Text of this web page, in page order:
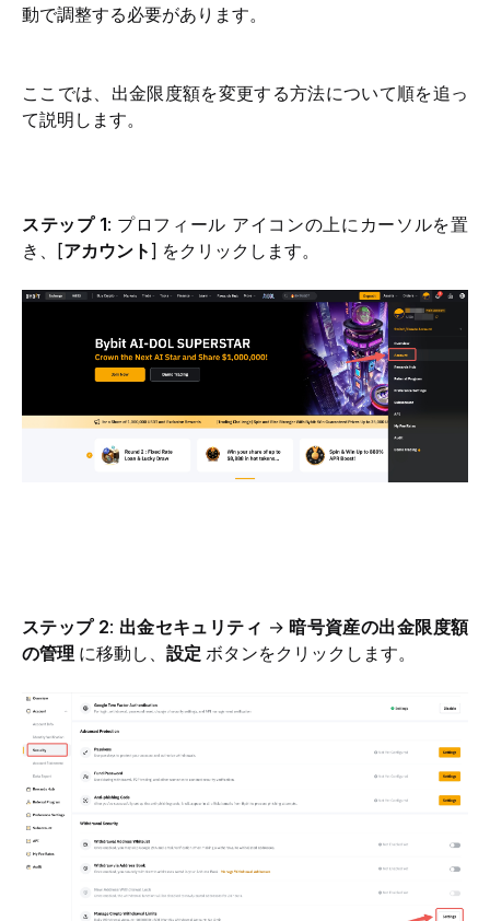
動で調整する必要があります。
ここでは、出金限度額を変更する方法について順を追っ
て説明します。
ステップ 1: プロフィール アイコンの上にカーソルを置
き、[アカウント ] をクリックします。
ステップ 2: 出金セキュリティ → 暗号資産の出金限度額
の管理 に移動し、 設定 ボタンをクリックします。